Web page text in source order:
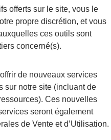
offerts sur le site, vous le
propre discrétion, et vous
ces outils sont
concerné(s).
de nouveaux services
sur notre site (incluant de
Ces nouvelles
seront également
de Vente et d’Utilisation.